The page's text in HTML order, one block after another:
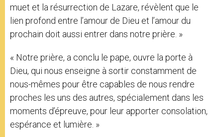
muet et la résurrection de Lazare, révèlent que le
lien profond entre l’amour de Dieu et l’amour du
prochain doit aussi entrer dans notre prière. »
« Notre prière, a conclu le pape, ouvre la porte à
Dieu, qui nous enseigne à sortir constamment de
nous-mêmes pour être capables de nous rendre
proches les uns des autres, spécialement dans les
moments d’épreuve, pour leur apporter consolation,
espérance et lumière. »